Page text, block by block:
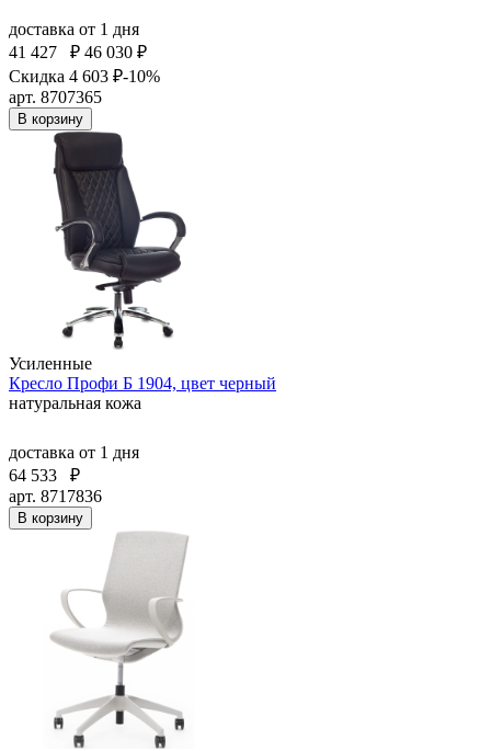
доставка от 1 дня
41 427
₽ 46 030 ₽
Скидка 4 603 ₽-10%
арт. 8707365
В корзину
Усиленные
Кресло Профи Б 1904, цвет черный
натуральная кожа
доставка от 1 дня
64 533
₽
арт. 8717836
В корзину